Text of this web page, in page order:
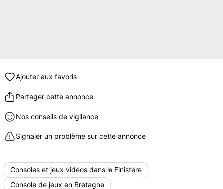
Ajouter aux favoris
Partager cette annonce
Nos conseils de vigilance
Signaler un problème sur cette annonce
Consoles et jeux vidéos dans le Finistère
Console de jeux en Bretagne